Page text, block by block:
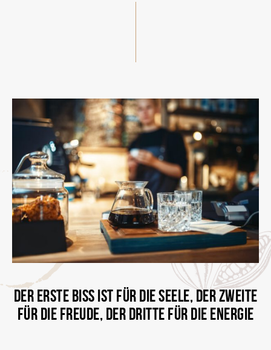
DER ERSTE BISS IST FÜR DIE SEELE, DER ZWEITE
FÜR DIE FREUDE, DER DRITTE FÜR DIE ENERGIE